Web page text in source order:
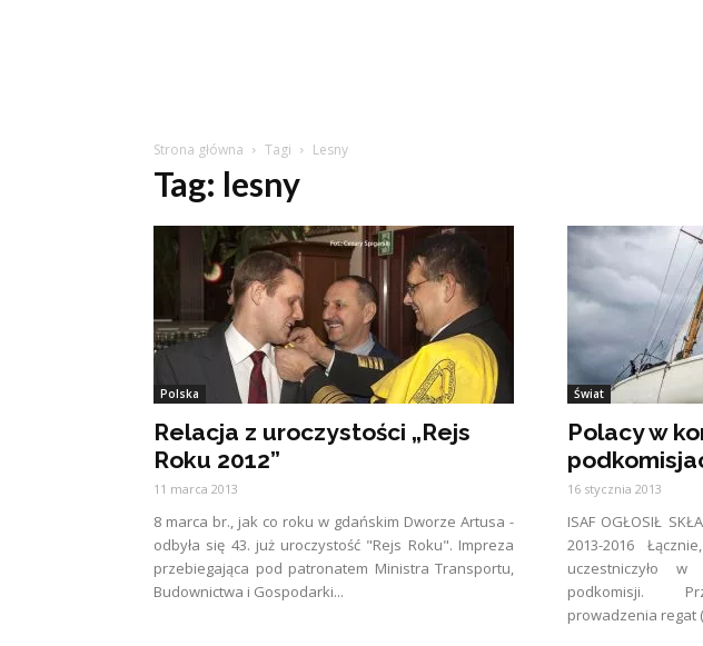
Strona główna Tagi Lesny
Tag: lesny
Polska
Relacja z uroczystości „Rejs
Roku 2012”
11 marca 2013
8 marca br., jak co roku w gdańskim Dworze Artusa -
odbyła się 43. już uroczystość "Rejs Roku". Impreza
przebiegająca pod patronatem Ministra Transportu,
Budownictwa i Gospodarki...
Świat
Polacy w
16 stycznia 2013
ISAF OGŁOSIŁ
2013-2016
uczestniczyło
podkomisji.
prowadzenia regat